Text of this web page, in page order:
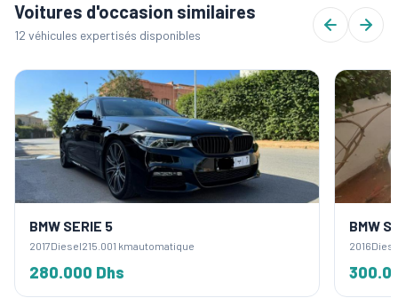
Voitures d'occasion similaires
12 véhicules expertisés disponibles
BMW SERIE 5
2017Diesel215.001 kmautomatique
280.000 Dhs
BMW
2016